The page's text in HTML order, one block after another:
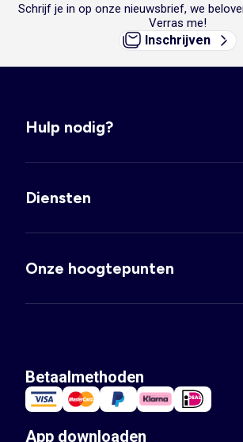
Schrijf je in op onze nieuwsbrief, we
Verras me!
Inschrijven
Hulp nodig?
Diensten
Onze hoogtepunten
Betaalmethoden
App downloaden